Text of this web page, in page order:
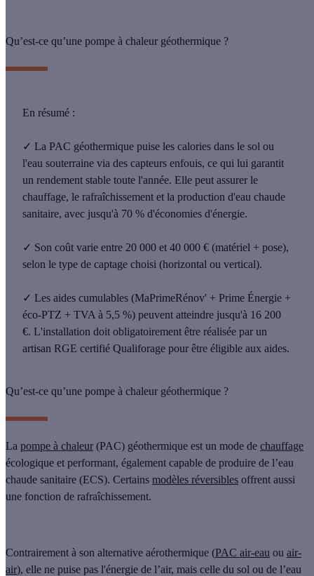
Qu’est-ce qu’une pompe à chaleur géothermique ?
En résumé :
✓ La PAC géothermique puise les calories dans le sol ou
l'eau souterraine via des capteurs enfouis, ce qui lui garantit
un rendement stable toute l'année. Elle peut assurer le
chauffage, le rafraîchissement et la production d'eau chaude
sanitaire, avec jusqu'à 70 % d'économies d'énergie.
✓ Son coût varie entre 20 000 et 40 000 € (matériel + pose),
selon le type de captage choisi (horizontal ou vertical).
✓ Les aides cumulables (MaPrimeRénov' + Prime Énergie +
éco-PTZ + TVA à 5,5 %) peuvent atteindre jusqu'à 16 200
€. L'installation doit obligatoirement être réalisée par un
artisan RGE certifié Qualiforage pour être éligible aux aides.
Qu’est-ce qu’une pompe à chaleur géothermique ?
La pompe à chaleur (PAC) géothermique est un mode de chauffage
écologique et performant, également capable de produire de l’eau
chaude sanitaire (ECS). Certains modèles réversibles offrent aussi
une fonction de rafraîchissement.
Contrairement à son alternative aérothermique (PAC air-eau ou air-
air), elle ne puise pas l'énergie de l’air, mais celle du sol ou de l’eau